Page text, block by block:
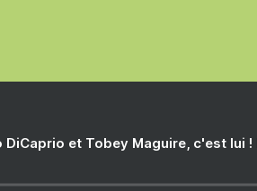
DiCaprio et Tobey Maguire, c'est lui